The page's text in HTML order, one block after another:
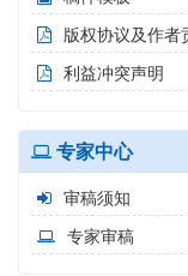
版权协议及作者
利益冲突声明
专家中心
审稿须知
专家审稿